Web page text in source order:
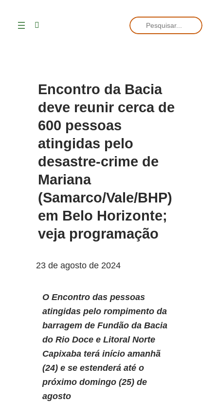
Pesquisar
Encontro da Bacia
deve reunir cerca de
600 pessoas
atingidas pelo
desastre-crime de
Mariana
(Samarco/Vale/BHP)
em Belo Horizonte;
veja programação
23 de agosto de 2024
O Encontro das pessoas
atingidas pelo rompimento da
barragem de Fundão da Bacia
do Rio Doce e Litoral Norte
Capixaba terá início amanhã
(24) e se estenderá até o
próximo domingo (25) de
agosto